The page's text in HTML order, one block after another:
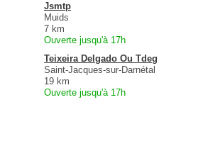
Jsmtp
Muids
7 km
Ouverte jusqu'à 17h
Teixeira Delgado Ou Tdeg
Saint-Jacques-sur-Darnétal
19 km
Ouverte jusqu'à 17h